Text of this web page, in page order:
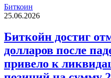
Биткоин
25.06.2026
Биткойн достиг
долларов после
привело к